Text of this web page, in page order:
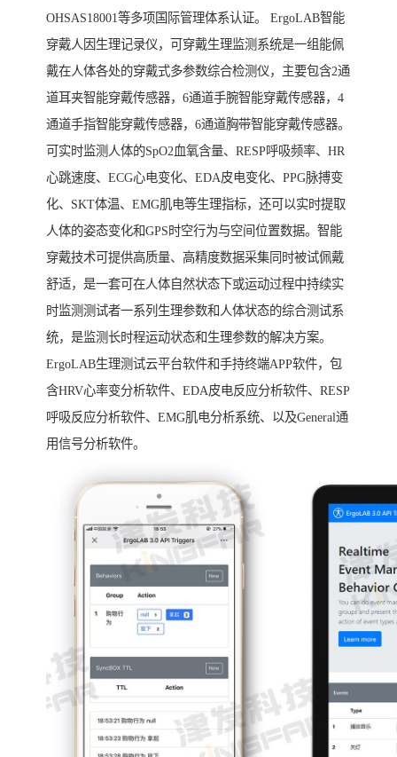
OHSAS18001等多项国际管理体系认证。 ErgoLAB智能
穿戴人因生理记录仪，可穿戴生理监测系统是一组能佩
戴在人体各处的穿戴式多参数综合检测仪，主要包含2通
道耳夹智能穿戴传感器，6通道手腕智能穿戴传感器，4
通道手指智能穿戴传感器，6通道胸带智能穿戴传感器。
可实时监测人体的SpO2血氧含量、RESP呼吸频率、HR
心跳速度、ECG心电变化、EDA皮电变化、PPG脉搏变
化、SKT体温、EMG肌电等生理指标，还可以实时提取
人体的姿态变化和GPS时空行为与空间位置数据。智能
穿戴技术可提供高质量、高精度数据采集同时被试佩戴
舒适，是一套可在人体自然状态下或运动过程中持续实
时监测测试者一系列生理参数和人体状态的综合测试系
统，是监测长时程运动状态和生理参数的解决方案。
ErgoLAB生理测试云平台软件和手持终端APP软件，包
含HRV心率变分析软件、EDA皮电反应分析软件、RESP
呼吸反应分析软件、EMG肌电分析系统、以及General通
用信号分析软件。